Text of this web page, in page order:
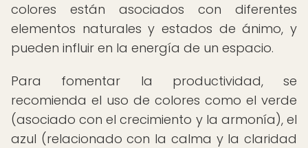
colores están asociados con diferentes
elementos naturales y estados de ánimo, y
pueden influir en la energía de un espacio.
Para fomentar la productividad, se
recomienda el uso de colores como el verde
(asociado con el crecimiento y la armonía), el
azul (relacionado con la calma y la claridad